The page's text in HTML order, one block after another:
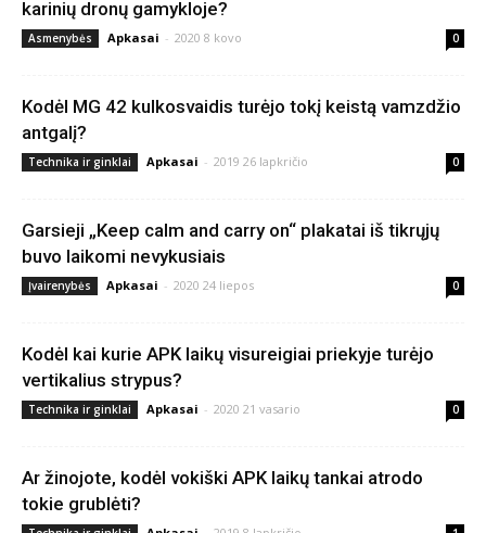
karinių dronų gamykloje?
Asmenybės Apkasai - 2020 8 kovo 0
Kodėl MG 42 kulkosvaidis turėjo tokį keistą vamzdžio
antgalį?
Technika ir ginklai Apkasai - 2019 26 lapkričio 0
Garsieji „Keep calm and carry on“ plakatai iš tikrųjų
buvo laikomi nevykusiais
Įvairenybės Apkasai - 2020 24 liepos 0
Kodėl kai kurie APK laikų visureigiai priekyje turėjo
vertikalius strypus?
Technika ir ginklai Apkasai - 2020 21 vasario 0
Ar žinojote, kodėl vokiški APK laikų tankai atrodo
tokie grublėti?